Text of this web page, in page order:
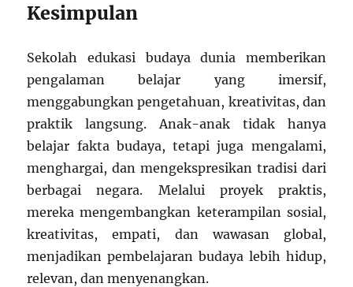
Kesimpulan
Sekolah edukasi budaya dunia memberikan
pengalaman belajar yang imersif,
menggabungkan pengetahuan, kreativitas, dan
praktik langsung. Anak-anak tidak hanya
belajar fakta budaya, tetapi juga mengalami,
menghargai, dan mengekspresikan tradisi dari
berbagai negara. Melalui proyek praktis,
mereka mengembangkan keterampilan sosial,
kreativitas, empati, dan wawasan global,
menjadikan pembelajaran budaya lebih hidup,
relevan, dan menyenangkan.